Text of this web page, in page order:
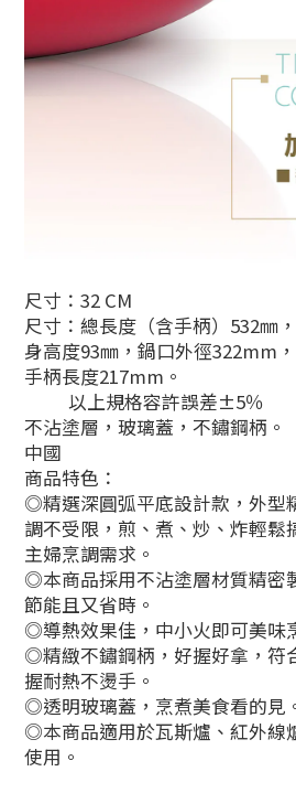
尺寸：32 CM
尺寸：總長度（含手柄）532㎜
身高度93㎜，鍋口外徑322mm，
手柄長度217mm。
以上規格容許誤差±5％
不沾塗層，玻璃蓋，不鏽鋼柄。
中國
商品特色：
◎精選深圓弧平底設計款，外型
調不受限，煎、煮、炒、炸輕鬆
主婦烹調需求。
◎本商品採用不沾塗層材質精密
節能且又省時。
◎導熱效果佳，中小火即可美味
◎精緻不鏽鋼柄，好握好拿，符
握耐熱不燙手。
◎透明玻璃蓋，烹煮美食看的見
◎本商品適用於瓦斯爐、紅外線
使用。